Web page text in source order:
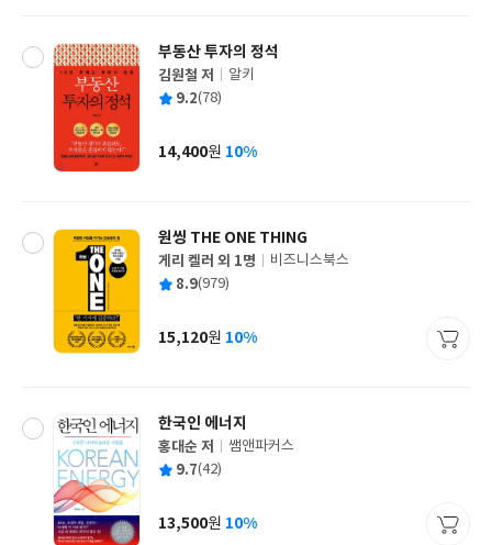
부동산 투자의 정석
글
쓴
김원철 저
출
사
알키
평 9.2(78)
가
14,400원 10%
원씽 THE ONE THING
글
쓴
게리 켈러 외 1명
출
사
비즈니스북스
평 8.9(979)
가
15,120원 10%
한국인 에너지
글
쓴
홍대순 저
출
사
쌤앤파커스
평 9.7(42)
가
13,500원 10%